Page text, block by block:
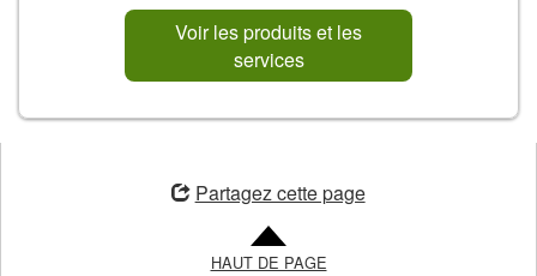
Voir les produits et les
services
Partagez cette page
HAUT DE PAGE